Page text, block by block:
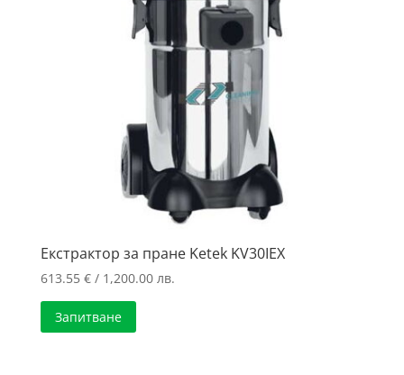
Екстрактор за пране Ketek KV30IEX
613.55 €/ 1,200.00 лв.
Запитване